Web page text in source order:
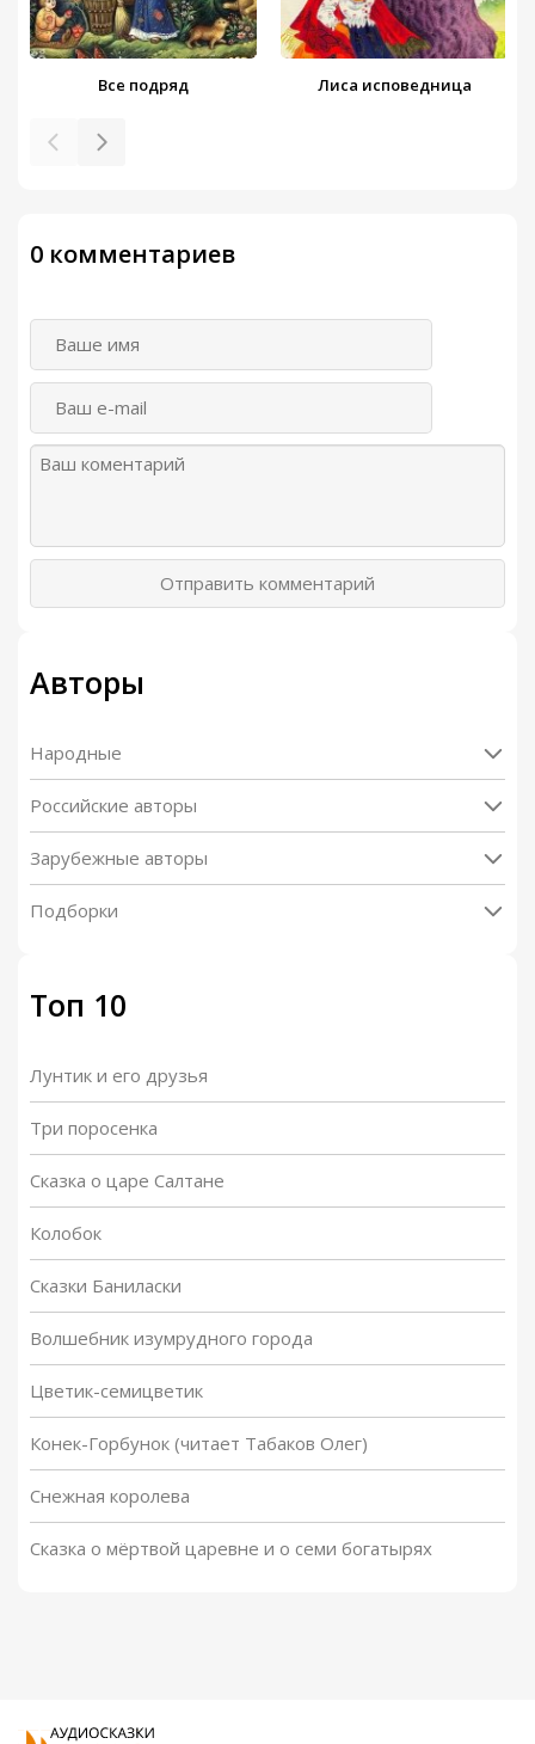
Все подряд Лиса исповедница
0 комментариев
Отправить комментарий
Авторы
Народные
Российские авторы
Зарубежные авторы
Подборки
Топ 10
Лунтик и его друзья
Три поросенка
Сказка о царе Салтане
Колобок
Сказки Баниласки
Волшебник изумрудного города
Цветик-семицветик
Конек-Горбунок (читает Табаков Олег)
Снежная королева
Сказка о мёртвой царевне и о семи богатырях